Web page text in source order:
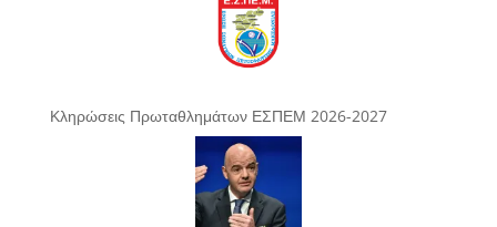
Κληρώσεις Πρωταθλημάτων ΕΣΠΕΜ 2026-2027